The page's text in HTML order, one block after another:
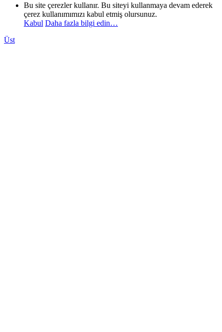
Bu site çerezler kullanır. Bu siteyi kullanmaya devam ederek
çerez kullanımımızı kabul etmiş olursunuz.
Kabul Daha fazla bilgi edin…
Üst